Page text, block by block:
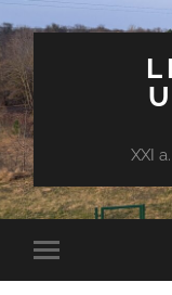
XXI
Toggle
mobile